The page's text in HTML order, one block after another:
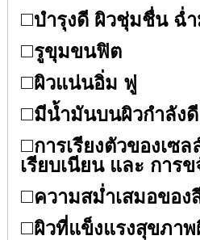
◻️บำรุงดี ผิวชุ่มชื่น ฉ่ำ
◻️รูขุมขนฟิต ⁣⁣
◻️ผิวแน่นอิ่ม ฟู⁣⁣
◻️มีน้ำมันบนผิวกำลังดี⁣⁣
◻️การเรียงตัวของเซ
เรียบเนียน และ การ
◻️ความสม่ำเสมอของ
◻️ผิวที่แข็งแรงสุขภาพ